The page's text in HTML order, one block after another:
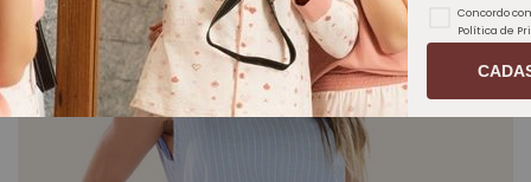
Concordo
Política de